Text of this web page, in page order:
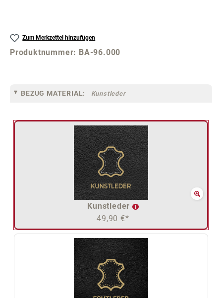
Zum Merkzettel hinzufügen
Produktnummer: BA-96.000
BEZUG MATERIAL: Kunstleder
Kunstleder
49,90 €*